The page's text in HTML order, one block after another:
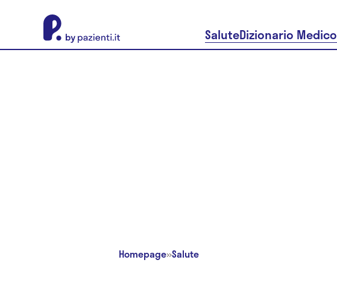
SaluteDizionario Medico
Homepage»Salute